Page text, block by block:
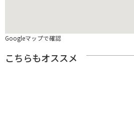
Googleマップで確認
こちらもオススメ